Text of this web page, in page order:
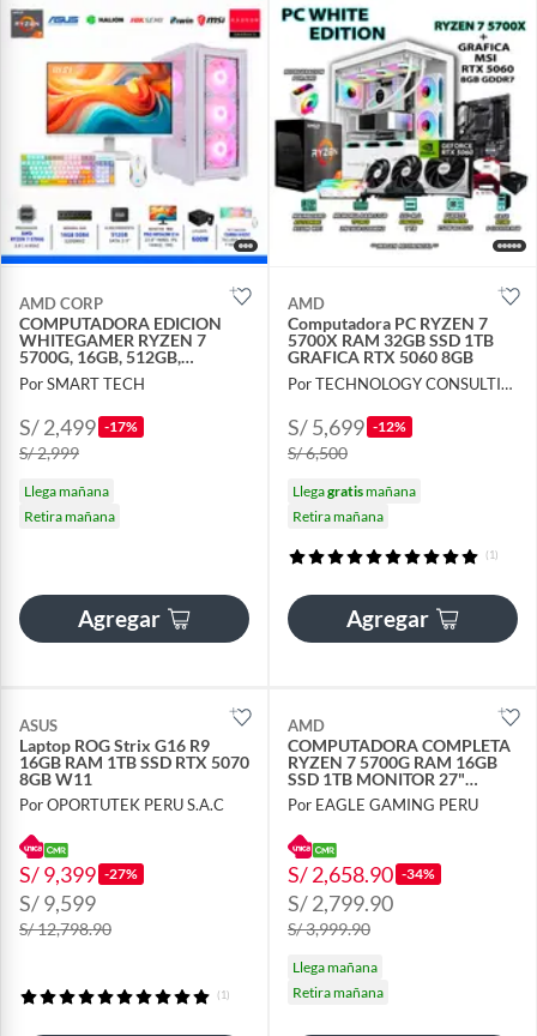
AMD CORP
COMPUTADORA EDICION
WHITEGAMER RYZEN 7
5700G, 16GB, 512GB,
MONITOR 24 144hz",
PERIFERICOS
Por SMART TECH
S/ 2,499 -17%
S/ 2,999
Llega mañana
Retira mañana
Agregar
AMD
Computadora PC RYZEN 7
5700X RAM 32GB SSD 1TB
GRAFICA RTX 5060 8GB
Por TECHNOLOGY CONSULTING GROUP S.A.C
S/ 5,699 -12%
S/ 6,500
Llegagratismañana
Retira mañana
(1)
Agregar
ASUS
Laptop ROG Strix G16 R9
16GB RAM 1TB SSD RTX 5070
8GB W11
Por OPORTUTEK PERU S.A.C
S/ 9,399 -27%
S/ 9,599
S/ 12,798.90
(1)
AMD
COMPUTADORA COMPLETA
RYZEN 7 5700G RAM 16GB
SSD 1TB MONITOR 27"
CURVO 100HZ KIT TECLADO
MECANICO
Por EAGLE GAMING PERU
S/ 2,658.90 -34%
S/ 2,799.90
S/ 3,999.90
Llega mañana
Retira mañana